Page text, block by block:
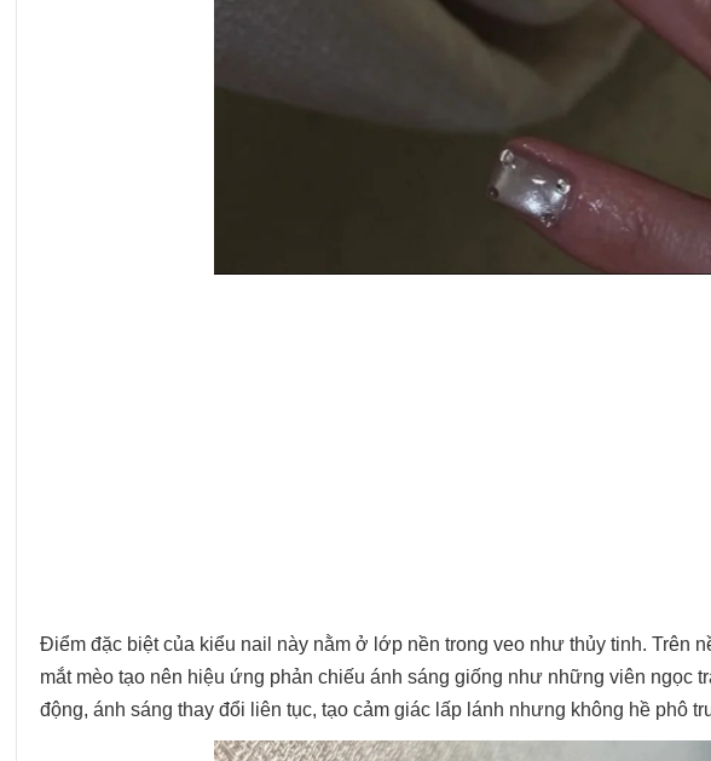
Điểm đặc biệt của kiểu nail này nằm ở lớp nền trong veo như thủy tinh. Trên
mắt mèo tạo nên hiệu ứng phản chiếu ánh sáng giống như những viên ngọc
động, ánh sáng thay đổi liên tục, tạo cảm giác lấp lánh nhưng không hề phô